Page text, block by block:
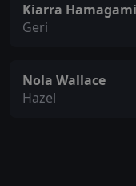
Kiarra
Geri
Nola Wallace
Hazel